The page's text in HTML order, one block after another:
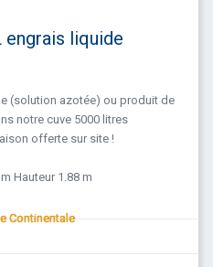
engrais liquide
(solution azotée) ou produit de
notre cuve 5000 litres
offerte sur site !
Hauteur 1.88 m
Continentale